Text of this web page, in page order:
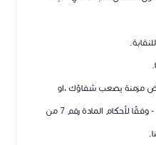
مزمنة يصعب شفاؤك ،او
يمنعك من مزاولة أي عمل ، - وفقًا لأحكام المادة رقم 7 من